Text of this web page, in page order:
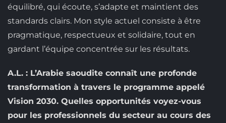
équilibré, qui écoute, s’adapte et maintient des
standards clairs. Mon style actuel consiste à être
pragmatique, respectueux et solidaire, tout en
gardant l’équipe concentrée sur les résultats.
A.L. : L’Arabie saoudite connaît une profonde
transformation à travers le programme appelé
Vision 2030. Quelles opportunités voyez-vous
pour les professionnels du secteur au cours des